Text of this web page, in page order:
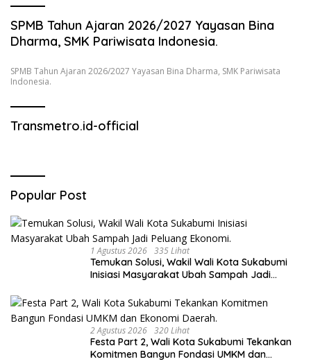
SPMB Tahun Ajaran 2026/2027 Yayasan Bina
Dharma, SMK Pariwisata Indonesia.
SPMB Tahun Ajaran 2026/2027 Yayasan Bina Dharma, SMK Pariwisata
Indonesia.
Transmetro.id-official
Popular Post
1 Agustus 2026 335 Lihat
Temukan Solusi, Wakil Wali Kota Sukabumi
Inisiasi Masyarakat Ubah Sampah Jadi
2 Agustus 2026 320 Lihat
Festa Part 2, Wali Kota Sukabumi Tekankan
Komitmen Bangun Fondasi UMKM dan